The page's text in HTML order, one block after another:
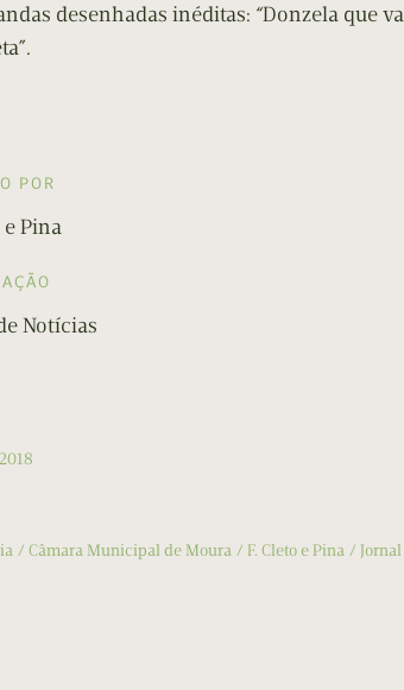
desenhadas inéditas: “Donzela que
POR
e Pina
Notícias
Câmara Municipal de Moura F. Cleto e Pina